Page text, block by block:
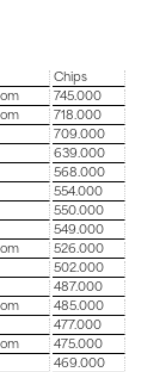
Chips
745.000
718.000
709.000
639.000
568.000
554.000
550.000
549.000
526.000
502.000
487.000
485.000
477.000
475.000
469.000